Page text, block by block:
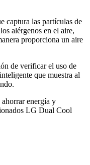
captura las partículas de
alérgenos en el aire,
proporciona un aire
de verificar el uso de
que muestra al
energía y
LG Dual Cool